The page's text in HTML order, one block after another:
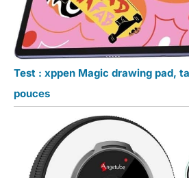
Test : xppen Magic drawing pad,
pouces